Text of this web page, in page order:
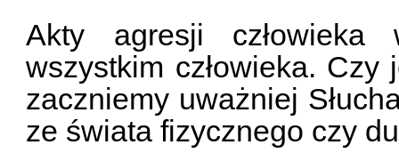
Akty agresji człowieka
wszystkim człowieka.
zaczniemy uważniej
ze świata fizycznego czy